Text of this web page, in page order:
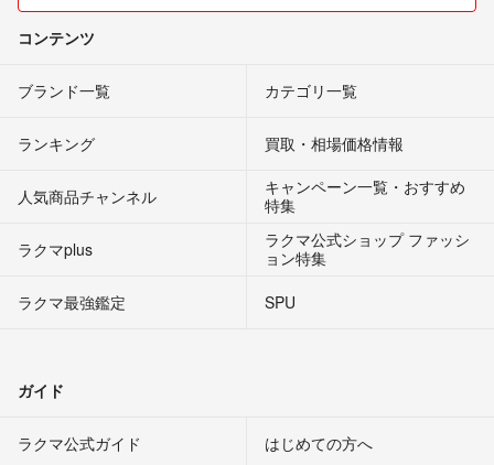
コンテンツ
ブランド一覧 カテゴリ一覧
ランキング 買取・相場価格情報
人気商品チャンネル
キャンペーン一覧・おすすめ
特集
ラクマplus
ラクマ公式ショップ ファッシ
ョン特集
ラクマ最強鑑定
SPU
ガイド
ラクマ公式ガイド はじめての方へ